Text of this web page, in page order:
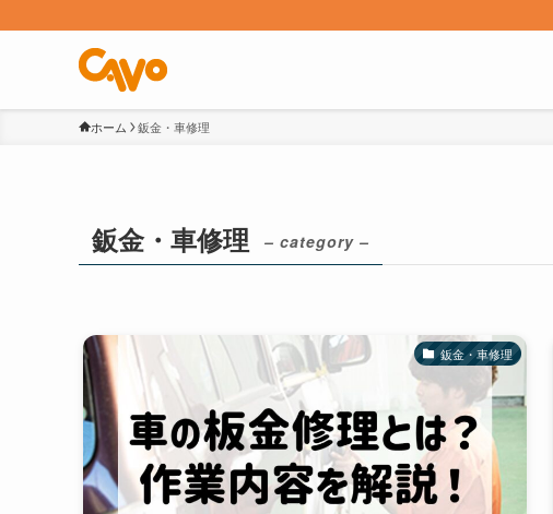
ホーム 鈑金・車修理
鈑金・車修理 – category –
鈑金・車修理